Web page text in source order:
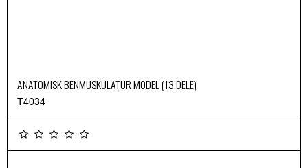
ANATOMISK BENMUSKULATUR MODEL (13 DELE)
T4034